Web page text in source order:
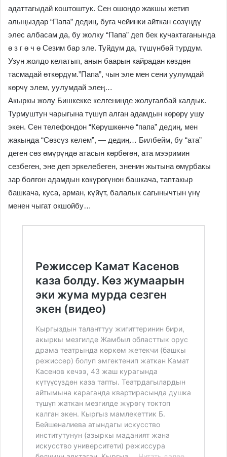
адаттагыдай коштоштук. Сен ошондо жакшы жетип
алыңыздар “Папа” дедиң, буга чейинки айткан сөзүңдү
элес албасам да, бу жолку “Папа” деп бек кучактаганында
ө з г ө ч ө Сезим бар эле. Туйдум да, түшүнбөй турдум.
Узун жолдо келатып, анын баарын кайрадан көздөн
тасмадай өткөрдүм.”Папа”, чын эле мен сени уулумдай
көрчү элем, уулумдай элең…
Акыркы жолу Бишкекке келгенинде жолугалбай калдык.
Турмуштун чарыгына түшүп алган адамдын көрөрү ушу
экен. Сен телефондон “Көрүшкөнчө “папа” дедиң, мен
жакында “Сөзсүз келем”, — дедиң… Билбейм, бу “ата”
деген сөз өмүрүндө атасын көрбөгөн, ата мээримин
сезбеген, эне деп эркелебеген, эненин жытына өмүрбакы
зар болгон адамдын көкүрөгүнөн башкача, таптакыр
башкача, куса, арман, күйүт, балалык сагынычтын үнү
менен чыгат окшойбу…